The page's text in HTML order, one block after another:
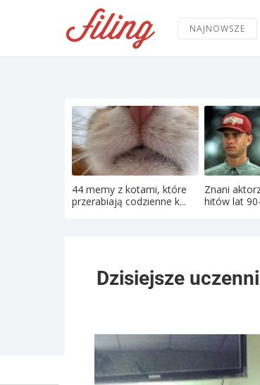
NAJNOWSZE
44 memy z kotami, które
przerabiają codzienne k...
Znani
hitów lat
Dzisiejsze